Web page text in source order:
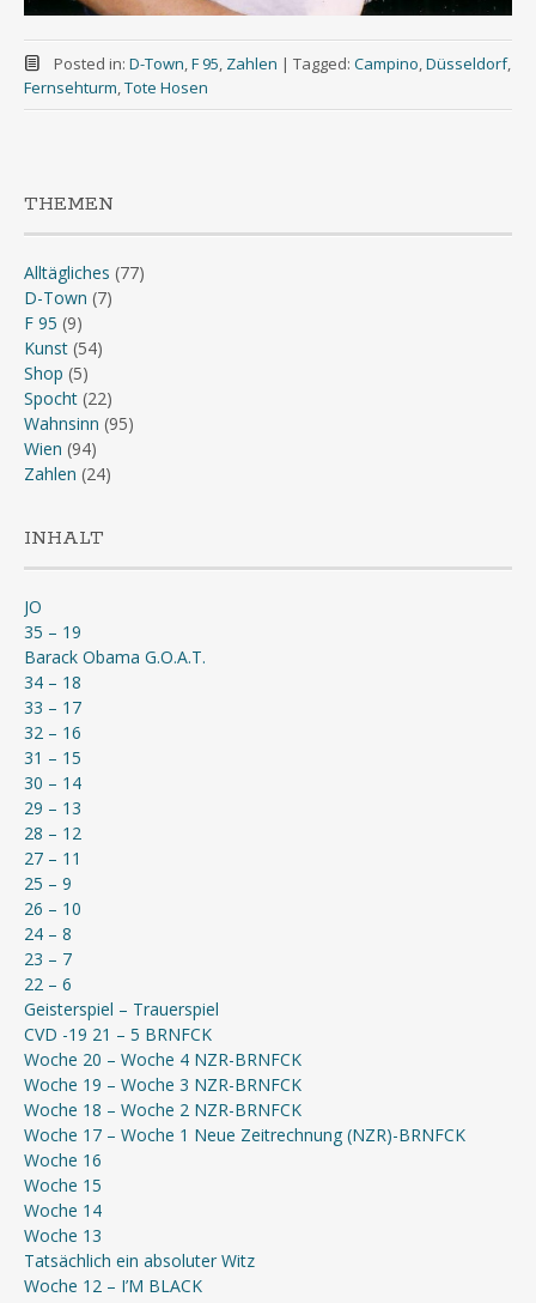
Posted in: D-Town,F 95, Zahlen | Tagged: Campino,Düsseldorf,
Fernsehturm,Tote Hosen
THEMEN
Alltägliches (77)
D-Town (7)
F 95 (9)
Kunst (54)
Shop (5)
Spocht (22)
Wahnsinn (95)
Wien (94)
Zahlen (24)
INHALT
JO
35 – 19
Barack Obama G.O.A.T.
34 – 18
33 – 17
32 – 16
31 – 15
30 – 14
29 – 13
28 – 12
27 – 11
25 – 9
26 – 10
24 – 8
23 – 7
22 – 6
Geisterspiel – Trauerspiel
CVD -19 21 – 5 BRNFCK
Woche 20 – Woche 4 NZR-BRNFCK
Woche 19 – Woche 3 NZR-BRNFCK
Woche 18 – Woche 2 NZR-BRNFCK
Woche 17 – Woche 1 Neue Zeitrechnung (NZR)-BRNFCK
Woche 16
Woche 15
Woche 14
Woche 13
Tatsächlich ein absoluter Witz
Woche 12 – I’M BLACK